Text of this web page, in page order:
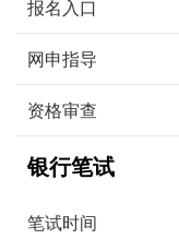
报名入口
网申指导
资格审查
银行笔试
笔试时间